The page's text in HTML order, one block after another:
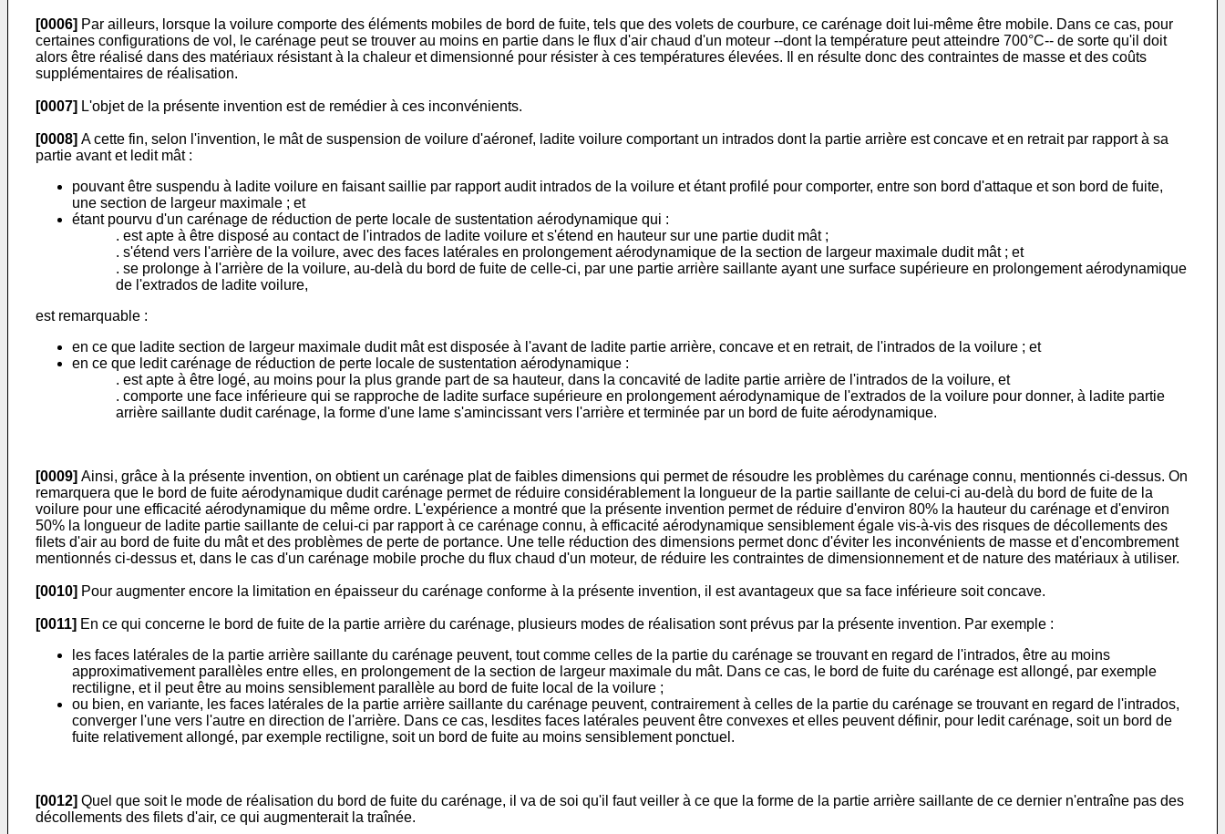
[0006] Par ailleurs, lorsque la voilure comporte des éléments mobiles de bord de fuite, tels que des volets de courbure, ce carénage doit lui-même être mobile. Dans ce cas, pour
certaines configurations de vol, le carénage peut se trouver au moins en partie dans le flux d'air chaud d'un moteur --dont la température peut atteindre 700°C-- de sorte qu'il doit
alors être réalisé dans des matériaux résistant à la chaleur et dimensionné pour résister à ces températures élevées. Il en résulte donc des contraintes de masse et des coûts
supplémentaires de réalisation.
[0007] L'objet de la présente invention est de remédier à ces inconvénients.
[0008] A cette fin, selon l'invention, le mât de suspension de voilure d'aéronef, ladite voilure comportant un intrados dont la partie arrière est concave et en retrait par rapport à sa
partie avant et ledit mât :
pouvant être suspendu à ladite voilure en faisant saillie par rapport audit intrados de la voilure et étant profilé pour comporter, entre son bord d'attaque et son bord de fuite,
une section de largeur maximale ; et
étant pourvu d'un carénage de réduction de perte locale de sustentation aérodynamique qui :
. est apte à être disposé au contact de l'intrados de ladite voilure et s'étend en hauteur sur une partie dudit mât ;
. s'étend vers l'arrière de la voilure, avec des faces latérales en prolongement aérodynamique de la section de largeur maximale dudit mât ; et
. se prolonge à l'arrière de la voilure, au-delà du bord de fuite de celle-ci, par une partie arrière saillante ayant une surface supérieure en prolongement aérodynamique
de l'extrados de ladite voilure,
est remarquable :
en ce que ladite section de largeur maximale dudit mât est disposée à l'avant de ladite partie arrière, concave et en retrait, de l'intrados de la voilure ; et
en ce que ledit carénage de réduction de perte locale de sustentation aérodynamique :
. est apte à être logé, au moins pour la plus grande part de sa hauteur, dans la concavité de ladite partie arrière de l'intrados de la voilure, et
. comporte une face inférieure qui se rapproche de ladite surface supérieure en prolongement aérodynamique de l'extrados de la voilure pour donner, à ladite partie
arrière saillante dudit carénage, la forme d'une lame s'amincissant vers l'arrière et terminée par un bord de fuite aérodynamique.
[0009] Ainsi, grâce à la présente invention, on obtient un carénage plat de faibles dimensions qui permet de résoudre les problèmes du carénage connu, mentionnés ci-dessus. On
remarquera que le bord de fuite aérodynamique dudit carénage permet de réduire considérablement la longueur de la partie saillante de celui-ci au-delà du bord de fuite de la
voilure pour une efficacité aérodynamique du même ordre. L'expérience a montré que la présente invention permet de réduire d'environ 80% la hauteur du carénage et d'environ
50% la longueur de ladite partie saillante de celui-ci par rapport à ce carénage connu, à efficacité aérodynamique sensiblement égale vis-à-vis des risques de décollements des
filets d'air au bord de fuite du mât et des problèmes de perte de portance. Une telle réduction des dimensions permet donc d'éviter les inconvénients de masse et d'encombrement
mentionnés ci-dessus et, dans le cas d'un carénage mobile proche du flux chaud d'un moteur, de réduire les contraintes de dimensionnement et de nature des matériaux à utiliser.
[0010] Pour augmenter encore la limitation en épaisseur du carénage conforme à la présente invention, il est avantageux que sa face inférieure soit concave.
[0011] En ce qui concerne le bord de fuite de la partie arrière du carénage, plusieurs modes de réalisation sont prévus par la présente invention. Par exemple :
les faces latérales de la partie arrière saillante du carénage peuvent, tout comme celles de la partie du carénage se trouvant en regard de l'intrados, être au moins
approximativement parallèles entre elles, en prolongement de la section de largeur maximale du mât. Dans ce cas, le bord de fuite du carénage est allongé, par exemple
rectiligne, et il peut être au moins sensiblement parallèle au bord de fuite local de la voilure ;
ou bien, en variante, les faces latérales de la partie arrière saillante du carénage peuvent, contrairement à celles de la partie du carénage se trouvant en regard de l'intrados,
converger l'une vers l'autre en direction de l'arrière. Dans ce cas, lesdites faces latérales peuvent être convexes et elles peuvent définir, pour ledit carénage, soit un bord de
fuite relativement allongé, par exemple rectiligne, soit un bord de fuite au moins sensiblement ponctuel.
[0012] Quel que soit le mode de réalisation du bord de fuite du carénage, il va de soi qu'il faut veiller à ce que la forme de la partie arrière saillante de ce dernier n'entraîne pas des
décollements des filets d'air, ce qui augmenterait la traînée.